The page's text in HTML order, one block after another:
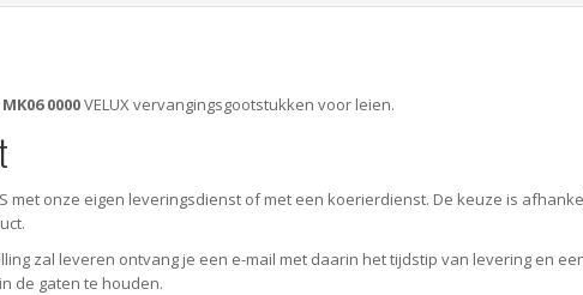
MK06 0000VELUX vervangingsgootstukken voor leien.
met onze eigen leveringsdienst of met een koerierdienst. De keuze is
zal leveren ontvang je een e-mail met daarin het tijdstip van levering en
de gaten te houden.